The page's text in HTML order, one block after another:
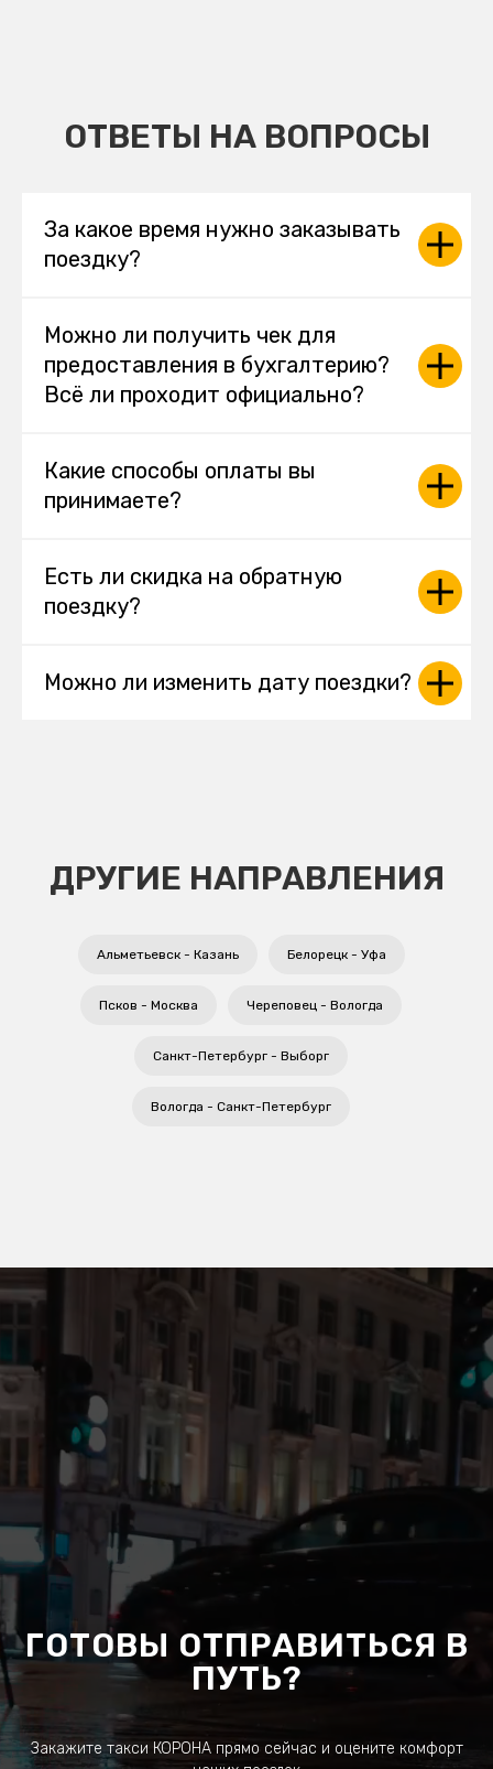
ОТВЕТЫ НА ВОПРОСЫ
За какое время нужно заказывать
поездку?
Можно ли получить чек для
предоставления в бухгалтерию?
Всё ли проходит официально?
Какие способы оплаты вы
принимаете?
Есть ли скидка на обратную
поездку?
Можно ли изменить дату поездки?
ДРУГИЕ НАПРАВЛЕНИЯ
Альметьевск - Казань Белорецк - Уфа
Псков - Москва Череповец - Вологда
Санкт-Петербург - Выборг
Вологда - Санкт-Петербург
ГОТОВЫ ОТПРАВИТЬСЯ В
ПУТЬ?
Закажите такси КОРОНА прямо сейчас и оцените комфорт